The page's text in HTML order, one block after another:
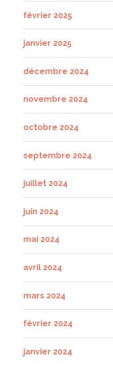
février 2025
janvier 2025
décembre 2024
novembre 2024
octobre 2024
septembre 2024
juillet 2024
juin 2024
mai 2024
avril 2024
mars 2024
février 2024
janvier 2024